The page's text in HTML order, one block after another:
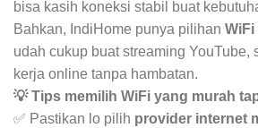
bisa kasih koneksi stabil buat
Bahkan, IndiHome punya pilihan WiFi
udah cukup buat streaming YouTube,
kerja online tanpa hambatan.
💡 Tips memilih WiFi yang murah
✅ Pastikan lo pilih provider internet